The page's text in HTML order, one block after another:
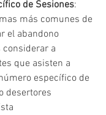
de Sesiones:
más comunes de
el abandono
a
que asisten a
específico de
desertores